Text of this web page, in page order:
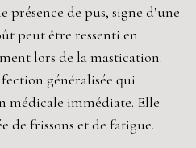
présence de pus, signe d’une
peut être ressenti en
lors de la mastication.
généralisée qui
médicale immédiate. Elle
de frissons et de fatigue.